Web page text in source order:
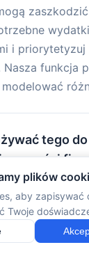
i priorytetyzuj
funkcja
tego
do
plików
aby zapisywać
Twoje